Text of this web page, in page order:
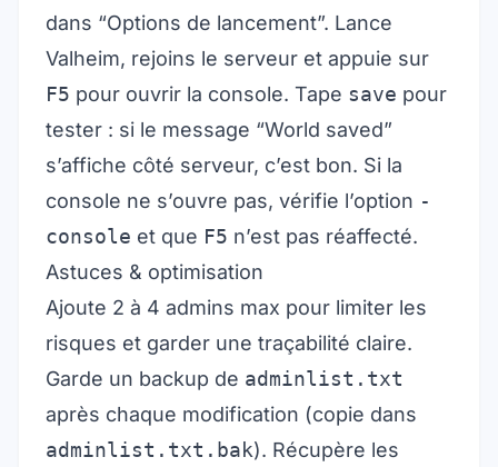
dans “Options de lancement”. Lance
Valheim, rejoins le serveur et appuie sur
F5 pour ouvrir la console. Tape save pour
tester : si le message “World saved”
s’affiche côté serveur, c’est bon. Si la
console ne s’ouvre pas, vérifie l’option -
console et que F5 n’est pas réaffecté.
Astuces & optimisation
Ajoute 2 à 4 admins max pour limiter les
risques et garder une traçabilité claire.
Garde un backup de adminlist.txt
après chaque modification (copie dans
adminlist.txt.bak). Récupère les